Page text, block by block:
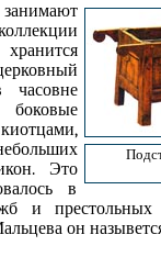
занимают
Это
в
и престольных
он